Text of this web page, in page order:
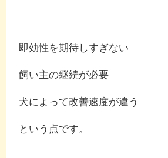
即効性を期待しすぎない
飼い主の継続が必要
犬によって改善速度が違う
という点です。